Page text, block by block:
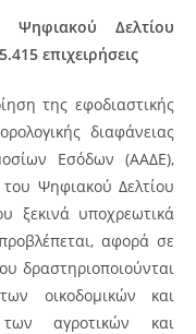
Δελτίου
επιχειρήσεις
της εφοδιαστικής
διαφάνειας
Εσόδων (ΑΑΔΕ),
Ψηφιακού Δελτίου
ξεκινά υποχρεωτικά
αφορά σε
δραστηριοποιούνται
οικοδομικών και
αγροτικών και